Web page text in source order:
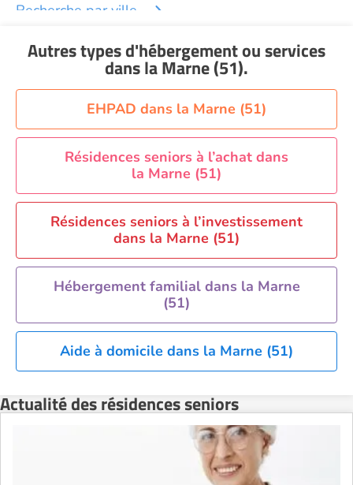
Recherche par ville
Autres types d'hébergement ou services
dans la Marne (51).
EHPAD dans la Marne (51)
Résidences seniors à l’achat dans
la Marne (51)
Résidences seniors à l’investissement
dans la Marne (51)
Hébergement familial dans la Marne
(51)
Aide à domicile dans la Marne (51)
Actualité des résidences seniors